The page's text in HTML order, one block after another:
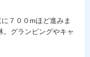
７００mほど進みま
グランピングやキャ